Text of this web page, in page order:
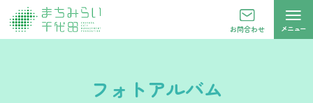
お問合わせ メニュー
フォトアルバム